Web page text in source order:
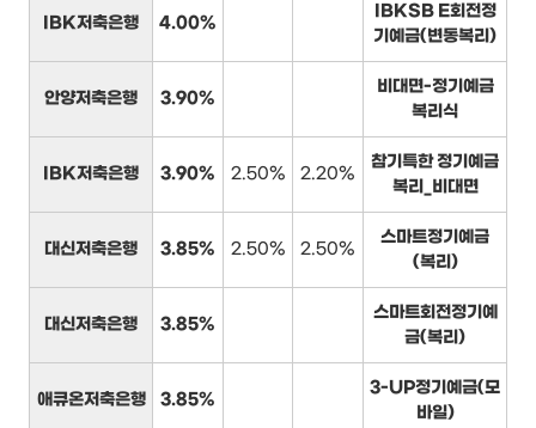
IBK저축은행 4.00%
IBKSB E회전정
기예금(변동복리)
안양저축은행 3.90%
비대면-정기예금
복리식
IBK저축은행 3.90% 2.50% 2.20%
참기특한 정기예금
복리_비대면
대신저축은행 3.85% 2.50% 2.50%
스마트정기예금
(복리)
대신저축은행 3.85%
스마트회전정기예
금(복리)
애큐온저축은행 3.85%
3-UP정기예금(모
바일)